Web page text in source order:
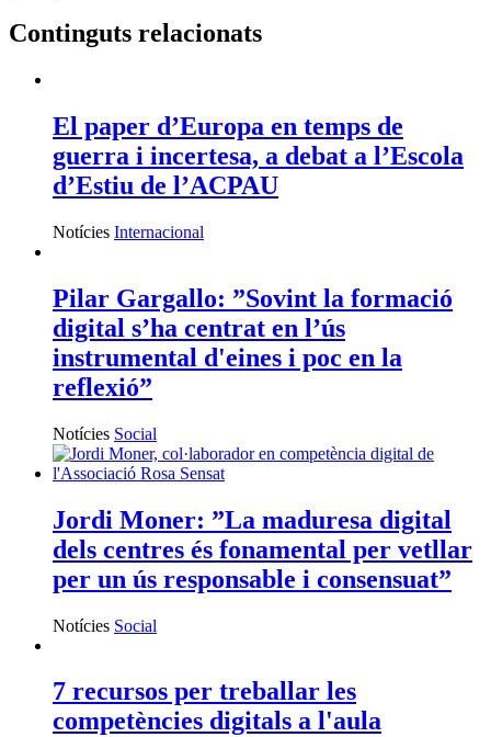
Continguts relacionats
El paper d’Europa en temps de
guerra i incertesa, a debat a l’Escola
d’Estiu de l’ACPAU
Notícies Internacional
Pilar Gargallo: ”Sovint la formació
digital s’ha centrat en l’ús
instrumental d'eines i poc en la
reflexió”
Notícies Social
Jordi Moner: ”La maduresa digital
dels centres és fonamental per vetllar
per un ús responsable i consensuat”
Notícies Social
7 recursos per treballar les
competències digitals a l'aula